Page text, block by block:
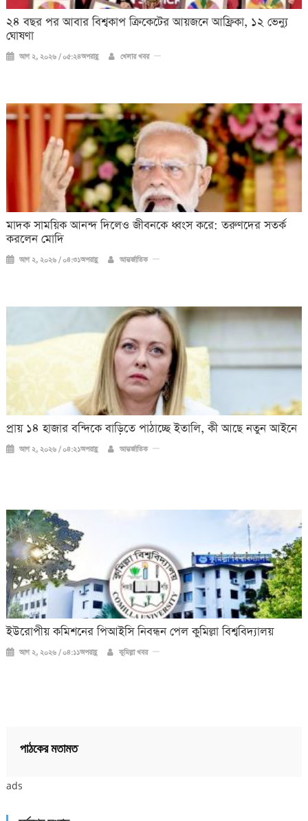
২৪ বছর পর আবার বিশ্বকাপ ক্রিকে‌টের আয়জনে আফ্রিকা, ১২ ভেন্যু
ঘোষণা
আগ ২, ২০২৬ / ০৫:২৪অপরাহ্ণ খেলার খবর
মাদক সাময়িক আনন্দ দিলেও জীবনকে ধ্বংস করে: তরুণদের সতর্ক
করলেন মোদি
আগ ২, ২০২৬ / ০৪:৩১অপরাহ্ণ আন্তর্জাতিক
প্রায় ১৪ হাজার বন্দিকে বাড়িতে পাঠাচ্ছে ইতালি, কী আছে নতুন আইনে
আগ ২, ২০২৬ / ০৪:২১অপরাহ্ণ আন্তর্জাতিক
ইউরোপীয় কমিশনের পিআইসি নিবন্ধন পেল কুমিল্লা বিশ্ববিদ্যালয়
আগ ২, ২০২৬ / ০৪:১১অপরাহ্ণ কুমিল্লা খবর
পাঠকের মতামত
ads